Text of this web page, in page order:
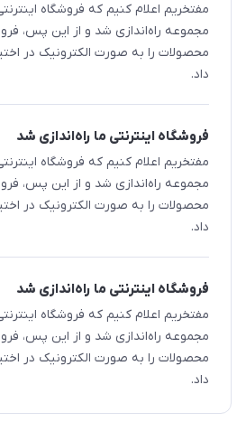
مفتخریم اعلام کنیم که فروشگاه
مجموعه راه‌اندازی شد و از این پس،
محصولات را به صورت الکترونیک در
داد.
فروشگاه اینترنتی ما راه‌اندازی شد
مفتخریم اعلام کنیم که فروشگاه
مجموعه راه‌اندازی شد و از این پس،
محصولات را به صورت الکترونیک در
داد.
فروشگاه اینترنتی ما راه‌اندازی شد
مفتخریم اعلام کنیم که فروشگاه
مجموعه راه‌اندازی شد و از این پس،
محصولات را به صورت الکترونیک در
داد.